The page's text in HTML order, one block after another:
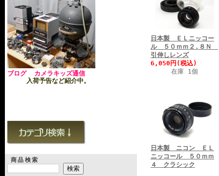
ブログ カメラキッズ通信
入荷予告など紹介中。
商品検索
日本製 ＥＬニッコー
ル ５０ｍｍ２.８Ｎ
引伸しレンズ
6,050円(税込)
在庫 1個
日本製 ニコン ＥＬ
ニッコール ５０ｍｍ
４ クラシック